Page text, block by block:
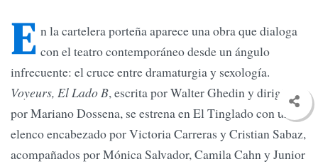
E n la cartelera porteña aparece una obra que dialoga
con el teatro contemporáneo desde un ángulo
infrecuente: el cruce entre dramaturgia y sexología.
Voyeurs, El Lado B, escrita por Walter Ghedin y dirigida
por Mariano Dossena, se estrena en El Tinglado con un
elenco encabezado por Victoria Carreras y Cristian Sabaz,
acompañados por Mónica Salvador, Camila Cahn y Junior